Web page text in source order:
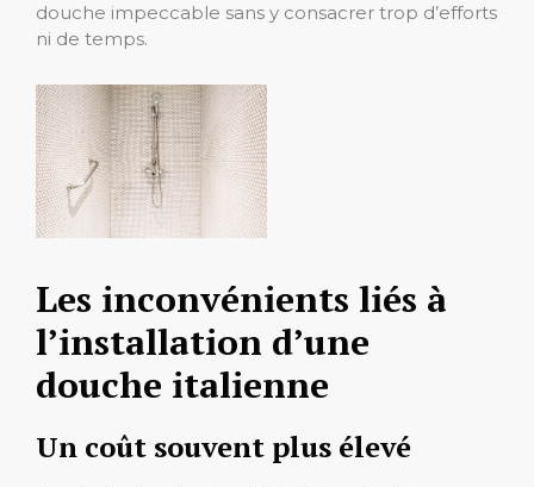
douche impeccable sans y consacrer trop d’efforts
ni de temps.
Les inconvénients liés à
l’installation d’une
douche italienne
Un coût souvent plus élevé